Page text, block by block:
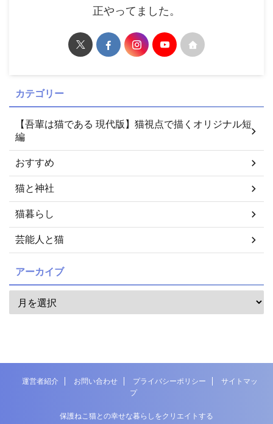
正やってました。
カテゴリー
【吾輩は猫である 現代版】猫視点で描くオリジナル短
編
おすすめ
猫と神社
猫暮らし
芸能人と猫
アーカイブ
運営者紹介 お問い合わせ プライバシーポリシー
サイトマッ
プ
保護ねこ猫との幸せな暮らしをクリエイトする